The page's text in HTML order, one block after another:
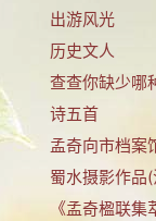
出游风光
历史文人
查查你缺少哪
诗五首
孟奇向市档案
蜀水摄影作品
《孟奇楹联